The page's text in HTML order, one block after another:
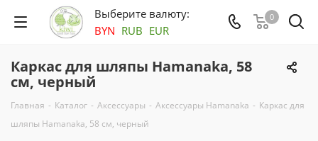
Выберите валюту:
BYN RUB EUR
0
Каркас для шляпы Hamanaka, 58
см, черный
Главная - Каталог - Аксесcуары - Аксессуары Hamanaka - Каркас для
шляпы Hamanaka, 58 см, черный